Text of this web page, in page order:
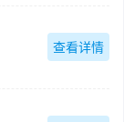
查看详情